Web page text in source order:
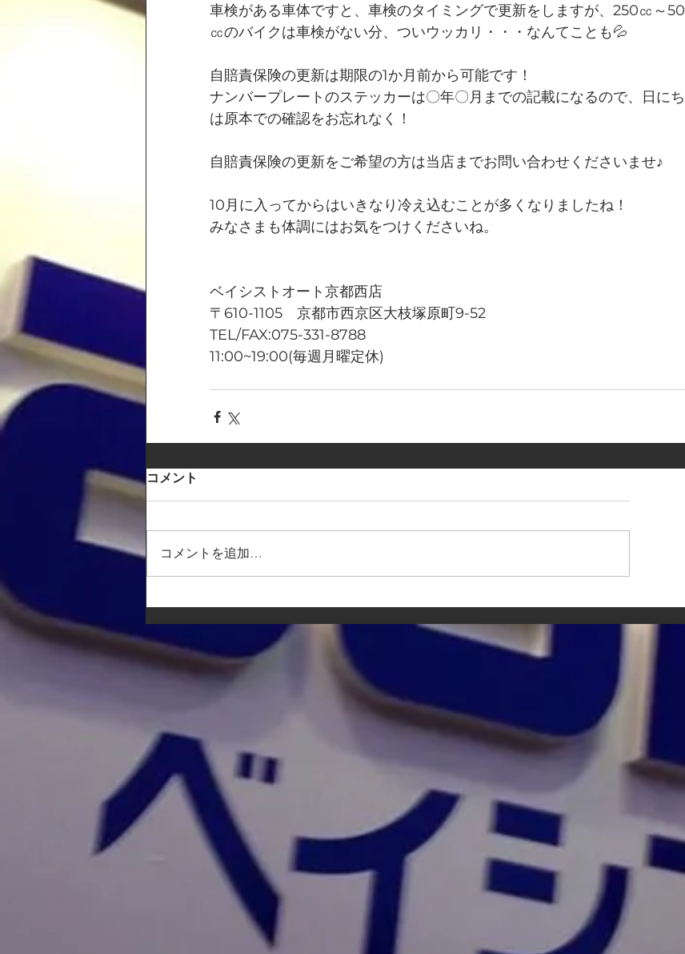
車検がある車体ですと、車検のタイミングで更新をしますが、250㏄～50
㏄のバイクは車検がない分、ついウッカリ・・・なんてことも💦
自賠責保険の更新は期限の1か月前から可能です！
ナンバープレートのステッカーは〇年〇月までの記載になるので、日にち
は原本での確認をお忘れなく！
自賠責保険の更新をご希望の方は当店までお問い合わせくださいませ♪
10月に入ってからはいきなり冷え込むことが多くなりましたね！
みなさまも体調にはお気をつけくださいね。
ベイシストオート京都西店
〒610-1105　京都市西京区大枝塚原町9-52
TEL/FAX:075-331-8788
11:00~19:00(毎週月曜定休)
コメント
コメントを追加…